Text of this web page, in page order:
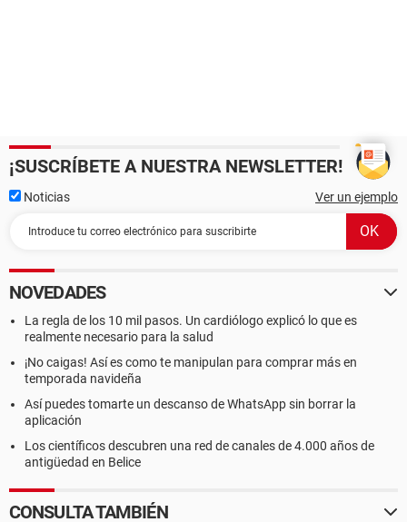
¡SUSCRÍBETE A NUESTRA NEWSLETTER!
Noticias Ver un ejemplo
NOVEDADES
La regla de los 10 mil pasos. Un cardiólogo explicó lo que es
realmente necesario para la salud
¡No caigas! Así es como te manipulan para comprar más en
temporada navideña
Así puedes tomarte un descanso de WhatsApp sin borrar la
aplicación
Los científicos descubren una red de canales de 4.000 años de
antigüedad en Belice
CONSULTA TAMBIÉN